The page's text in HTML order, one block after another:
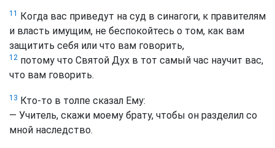
11 Когда вас приведут на суд в синагоги, к правителям
и власть имущим, не беспокойтесь о том, как вам
защитить себя или что вам говорить,
12 потому что Святой Дух в тот самый час научит вас,
что вам говорить.
13 Кто-то в толпе сказал Ему:
— Учитель, скажи моему брату, чтобы он разделил со
мной наследство.